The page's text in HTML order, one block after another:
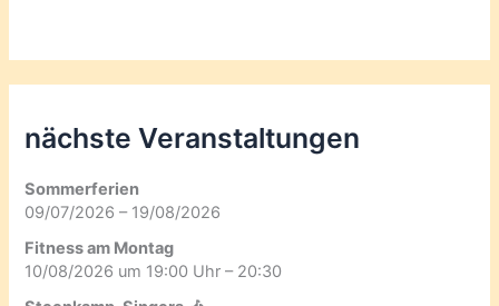
nächste Veranstaltungen
Sommerferien
09/07/2026 – 19/08/2026
Fitness am Montag
10/08/2026 um 19:00 Uhr – 20:30